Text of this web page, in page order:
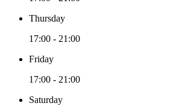
Thursday
17:00 - 21:00
Friday
17:00 - 21:00
Saturday